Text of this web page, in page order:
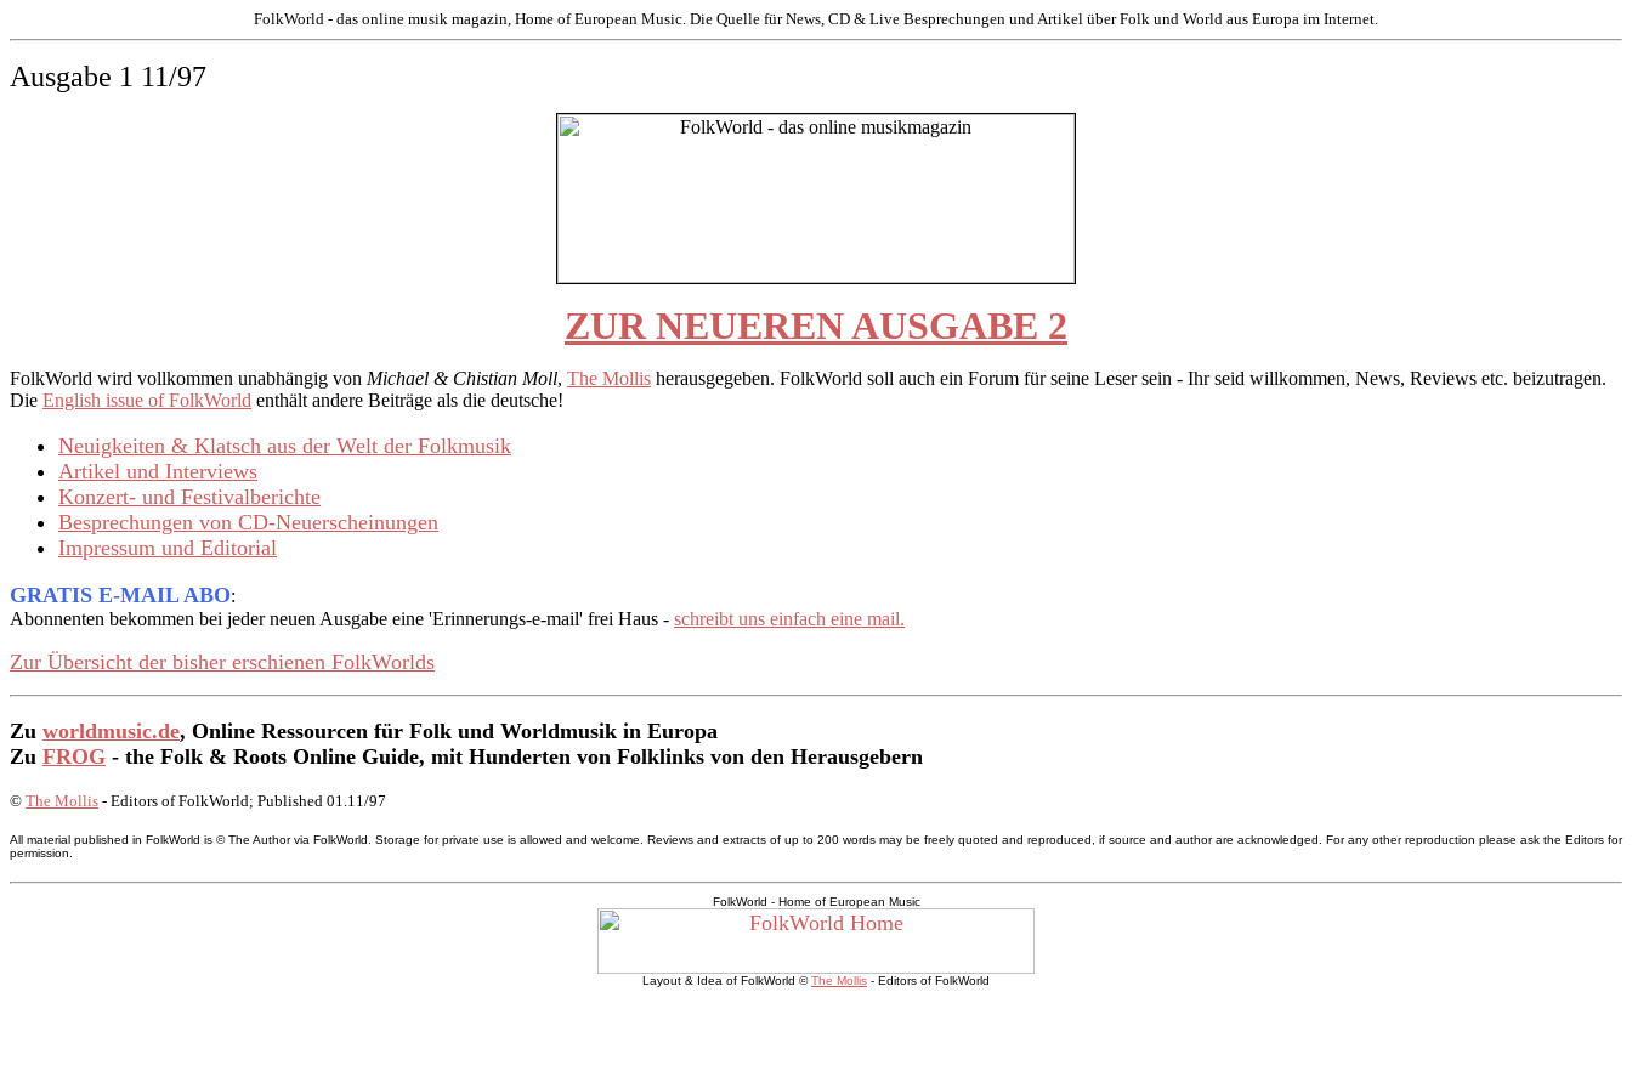
FolkWorld - das online musik magazin, Home of European Music. Die Quelle für News, CD & Live Besprechungen und Artikel über Folk und World aus Europa im Internet.
Ausgabe 1 11/97
ZUR NEUEREN AUSGABE 2
FolkWorld wird vollkommen unabhängig von Michael & Chistian Moll, The Mollis herausgegeben. FolkWorld soll auch ein Forum für seine Leser sein - Ihr seid willkommen, News, Reviews etc. beizutragen.
Die English issue ofFolkWorld enthält andere Beiträge als die deutsche!
Neuigkeiten & Klatsch aus der Welt der Folkmusik
Artikel und Interviews
Konzert- und Festivalberichte
Besprechungen von CD-Neuerscheinungen
Impressum und Editorial
GRATIS E-MAIL ABO:
Abonnenten bekommen bei jeder neuen Ausgabe eine 'Erinnerungs-e-mail' frei Haus - schreibt uns einfach eine mail.
Zur Übersicht der bisher erschienen FolkWorlds
Zu worldmusic.de, Online Ressourcen für Folk und Worldmusik in Europa
Zu FROG - the Folk & Roots Online Guide, mit Hunderten von Folklinks von den Herausgebern
© The Mollis - Editors ofFolkWorld; Published 01.11/97
All material published in FolkWorld is © The Author via FolkWorld. Storage for private use is allowed and welcome. Reviews and extracts of up to 200 words may be freely quoted and reproduced, if source and author are acknowledged. For any other reproduction please ask the Editors for
permission.
FolkWorld - Home of European Music
Layout & Idea of FolkWorld ©The Mollis - Editors of FolkWorld